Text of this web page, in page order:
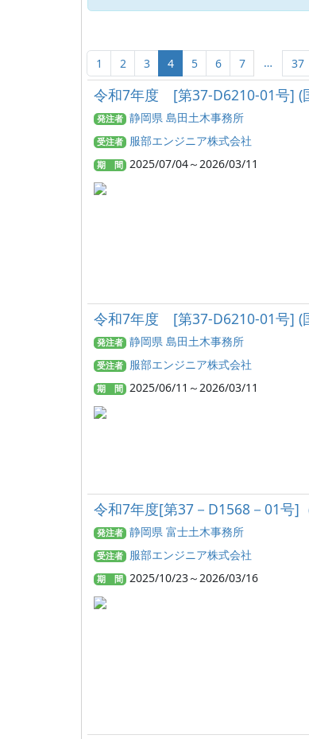
1 2 3 4 5 6 7 … 37
令和7年度 [第37-D6210-01号] (
発注者 静岡県 島田土木事務所
受注者 服部エンジニア株式会社
期 間 2025/07/04～2026/03/11
令和7年度 [第37-D6210-01号] (
発注者 静岡県 島田土木事務所
受注者 服部エンジニア株式会社
期 間 2025/06/11～2026/03/11
令和7年度[第37－D1568－01号]
発注者 静岡県 富士土木事務所
受注者 服部エンジニア株式会社
期 間 2025/10/23～2026/03/16